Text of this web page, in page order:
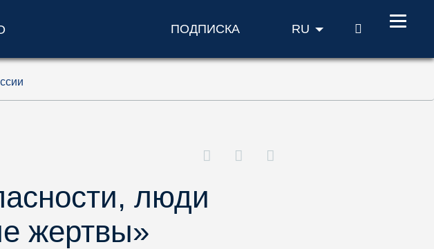
ПОДПИСКА RU ПОИСК
люди
жертвы»